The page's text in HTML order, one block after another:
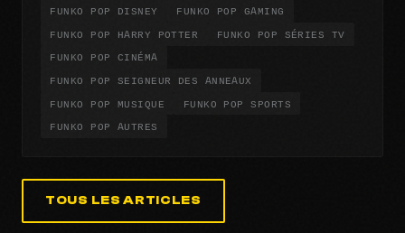
FUNKO POP DISNEY
FUNKO POP GAMING
FUNKO POP HARRY POTTER
FUNKO POP SÉRIES TV
FUNKO POP CINÉMA
FUNKO POP SEIGNEUR DES ANNEAUX
FUNKO POP MUSIQUE
FUNKO POP SPORTS
FUNKO POP AUTRES
TOUS LES ARTICLES